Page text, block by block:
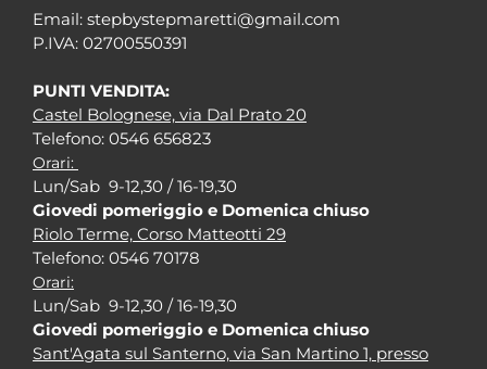
Email: stepbystepmaretti@gmail.com
P.IVA: 02700550391
PUNTI VENDITA:
Castel Bolognese, via Dal Prato 20
Telefono: 0546 656823
Orari:
Lun/Sab 9-12,30 / 16-19,30
Giovedi pomeriggio e Domenica chiuso
Riolo Terme, Corso Matteotti 29
Telefono: 0546 70178
Orari:
Lun/Sab 9-12,30 / 16-19,30
Giovedi pomeriggio e Domenica chiuso
Sant'Agata sul Santerno, via San Martino 1, presso